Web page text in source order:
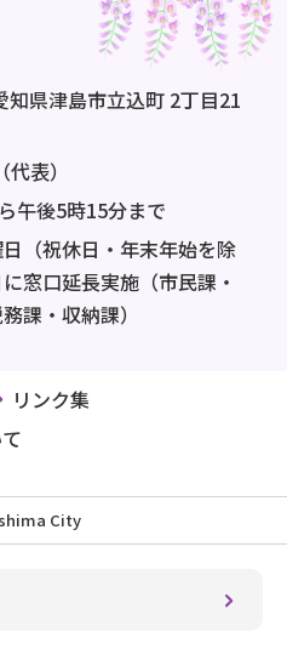
県津島市立込町 2丁目21
表）
午後5時15分まで
（祝休日・年末年始を除
窓口延長実施（市民課・
課・収納課）
リンク集
City